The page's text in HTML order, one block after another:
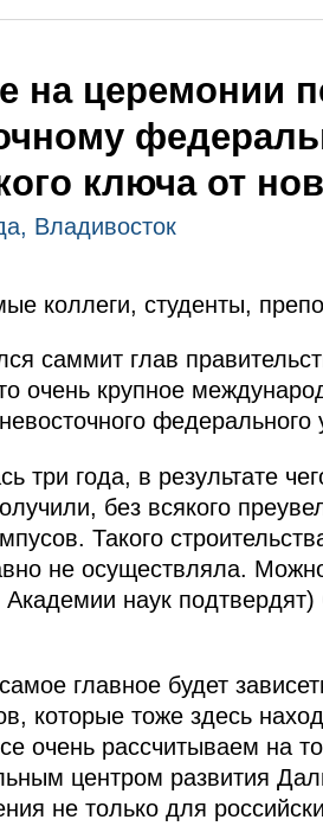
на церемонии
ключа от
Владивосток
коллеги, студенты,
саммит глав
очень крупное
федерального
три года, в результате
без всякого
Такого
не осуществляла.
наук
главное будет
которые тоже здесь
очень рассчитываем на
центром развития
не только для